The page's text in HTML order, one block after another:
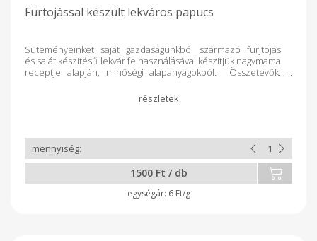
Fürtojással készült lekváros papucs
Süteményeinket saját gazdaságunkból származó fürjtojás
és saját készítésű lekvár felhasználásával készítjük nagymama
receptje alapján, minőségi alapanyagokból. Összetevők:
1500 Ft / db
6 Ft/g